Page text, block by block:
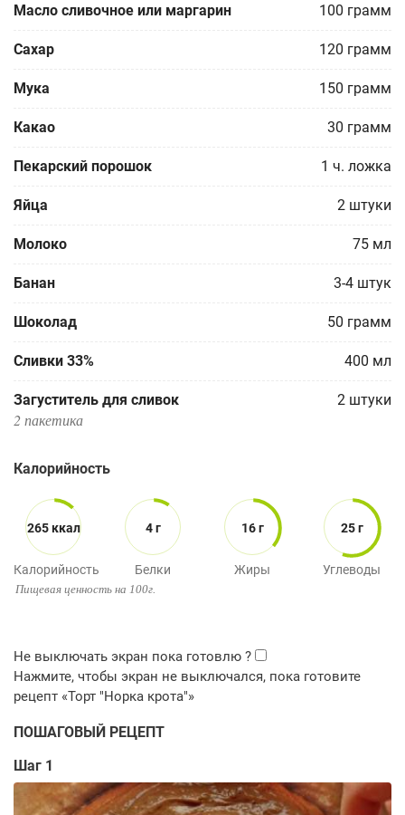
Масло сливочное или маргарин 100 грамм
Сахар 120 грамм
Мука 150 грамм
Какао 30 грамм
Пекарский порошок 1 ч. ложка
Яйца 2 штуки
Молоко 75 мл
Банан 3-4 штук
Шоколад 50 грамм
Сливки 33% 400 мл
Загуститель для сливок 2 штуки
2 пакетика
Калорийность
265 ккал
Калорийность
4 г
Белки
16 г
Жиры
25 г
Углеводы
Пищевая ценность на 100г.
ПОШАГОВЫЙ РЕЦЕПТ
Шаг 1